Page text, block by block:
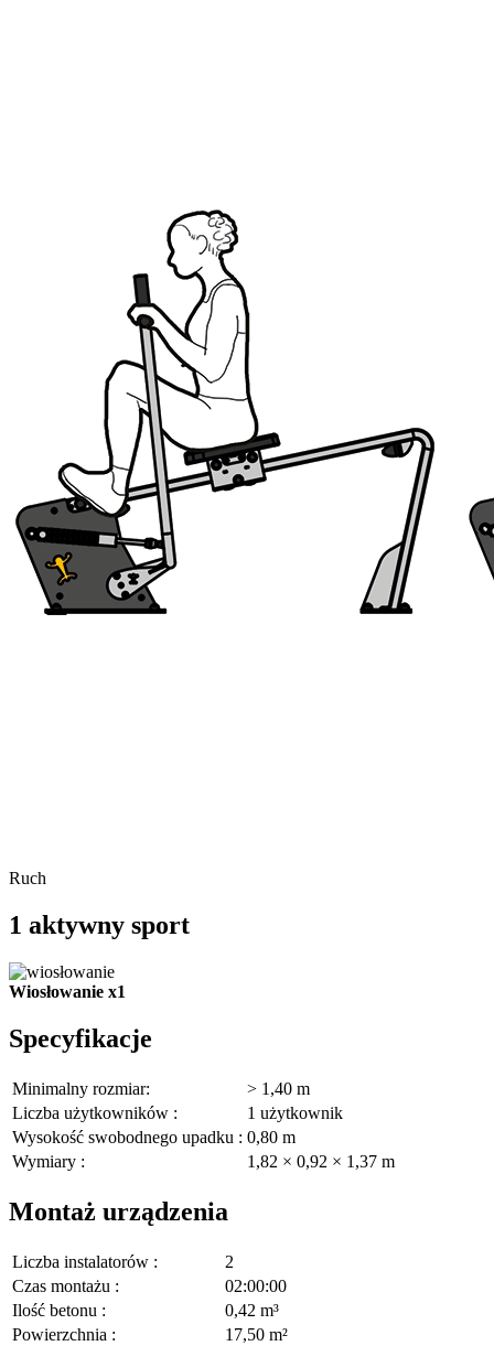
Ruch
1 aktywny sport
Wiosłowanie x1
Specyfikacje
Minimalny rozmiar:
> 1,40 m
Liczba użytkowników :
1 użytkownik
Wysokość swobodnego upadku : 0,80 m
Wymiary :
1,82 × 0,92 × 1,37 m
Montaż urządzenia
Liczba instalatorów :
2
Czas montażu :
02:00:00
Ilość betonu :
0,42 m³
Powierzchnia :
17,50 m²